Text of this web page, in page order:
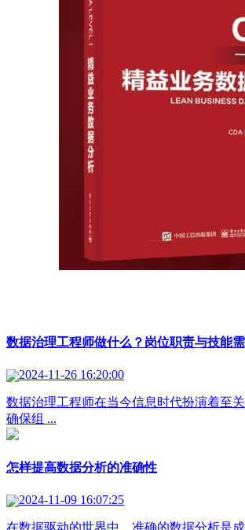
数据治理工程师做什么？岗位职责与技能
2024-11-26 16:20:00
数据治理工程师在当今信息时代扮演着至
确保组 ...
怎样提高数据分析的准确性
2024-11-09 16:07:25